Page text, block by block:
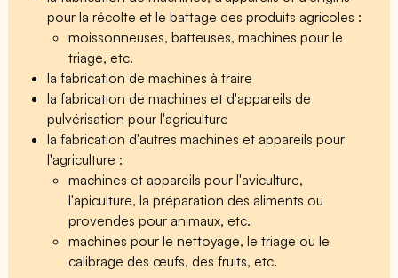
pour la récolte et le battage des produits agricoles :
moissonneuses, batteuses, machines pour le
triage, etc.
la fabrication de machines à traire
la fabrication de machines et d'appareils de
pulvérisation pour l'agriculture
la fabrication d'autres machines et appareils pour
l'agriculture :
machines et appareils pour l'aviculture,
l'apiculture, la préparation des aliments ou
provendes pour animaux, etc.
machines pour le nettoyage, le triage ou le
calibrage des œufs, des fruits, etc.